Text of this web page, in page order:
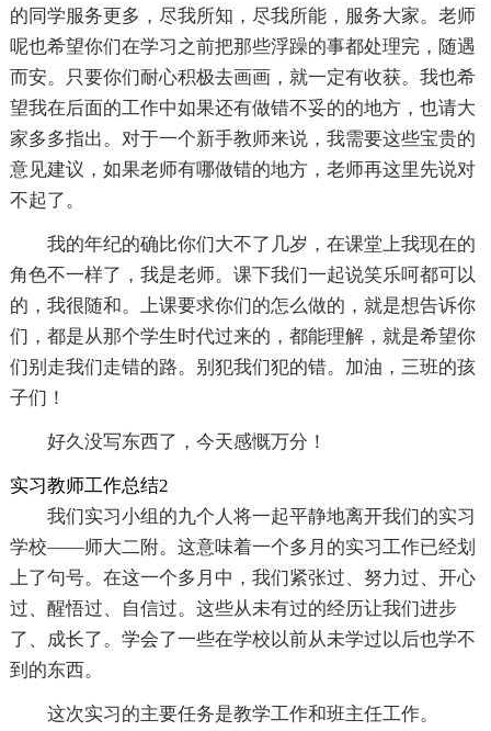
的同学服务更多，尽我所知，尽我所能，服务大家。老师
呢也希望你们在学习之前把那些浮躁的事都处理完，随遇
而安。只要你们耐心积极去画画，就一定有收获。我也希
望我在后面的工作中如果还有做错不妥的的地方，也请大
家多多指出。对于一个新手教师来说，我需要这些宝贵的
意见建议，如果老师有哪做错的地方，老师再这里先说对
不起了。
我的年纪的确比你们大不了几岁，在课堂上我现在的
角色不一样了，我是老师。课下我们一起说笑乐呵都可以
的，我很随和。上课要求你们的怎么做的，就是想告诉你
们，都是从那个学生时代过来的，都能理解，就是希望你
们别走我们走错的路。别犯我们犯的错。加油，三班的孩
子们！
好久没写东西了，今天感慨万分！
实习教师工作总结2
我们实习小组的九个人将一起平静地离开我们的实习
学校——师大二附。这意味着一个多月的实习工作已经划
上了句号。在这一个多月中，我们紧张过、努力过、开心
过、醒悟过、自信过。这些从未有过的经历让我们进步
了、成长了。学会了一些在学校以前从未学过以后也学不
到的东西。
这次实习的主要任务是教学工作和班主任工作。